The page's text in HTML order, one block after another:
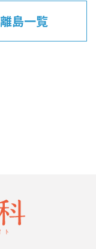
離島一覧